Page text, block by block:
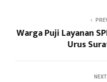
Warga Puji Layanan
Urus